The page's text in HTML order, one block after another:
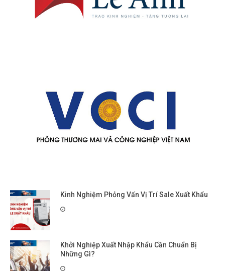
Kinh Nghiệm Phỏng Vấn Vị Trí Sale Xuất Khẩu
Khởi Nghiệp Xuất Nhập Khẩu Cần Chuẩn Bị
Những Gì?